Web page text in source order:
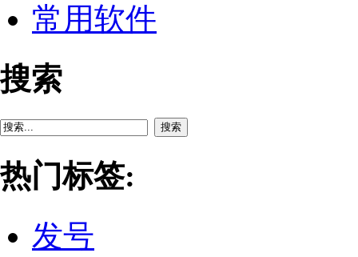
常用软件
搜索
搜索
热门标签:
发号